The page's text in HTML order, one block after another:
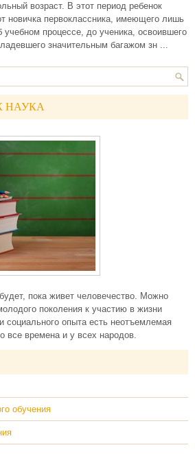
возраст. В этот период ребенок
новичка первоклассника, имеющего лишь
учебном процессе, до ученика, освоившего
значительным багажом зн ...
НАУКА
пока живет человечество. Можно
поколения к участию в жизни
социального опыта есть неотъемлемая
все времена и у всех народов.
обучения